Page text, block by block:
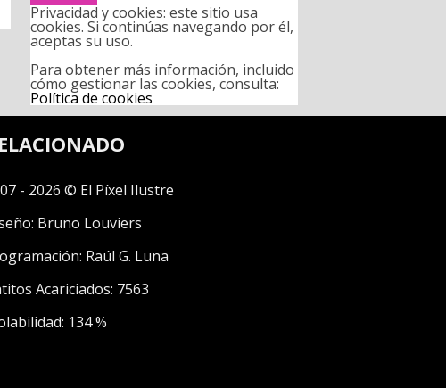
Privacidad y cookies: este sitio usa
cookies. Si continúas navegando por él,
aceptas su uso.
Para obtener más información, incluido
cómo gestionar las cookies, consulta:
Política de cookies
- 2026 © El Píxel Ilustre
Bruno Louviers
Raúl G. Luna
Acariciados: 7563
134 %